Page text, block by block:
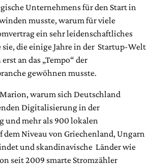
Unternehmens für den Start in
musste, warum für viele
ein sehr leidenschaftliches
die einige Jahre in der Startup-Welt
an das „Tempo“ der
gewöhnen musste.
warum sich Deutschland
Digitalisierung in der
und mehr als 900 lokalen
dem Niveau von Griechenland, Ungarn
und skandinavische Länder wie
seit 2009 smarte Stromzähler